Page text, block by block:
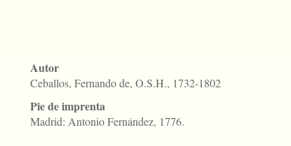
Autor
Ceballos, Fernando de, O.S.H., 1732-1802
Pie de imprenta
Madrid: Antonio Fernández, 1776.